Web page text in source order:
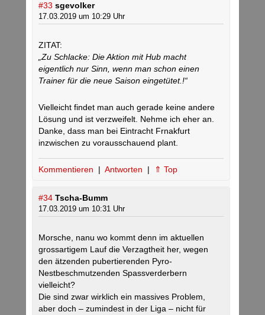
#33 sgevolker
17.03.2019 um 10:29 Uhr
ZITAT:
„Zu Schlacke: Die Aktion mit Hub macht
eigentlich nur Sinn, wenn man schon einen
Trainer für die neue Saison eingetütet.!“
Vielleicht findet man auch gerade keine andere
Lösung und ist verzweifelt. Nehme ich eher an.
Danke, dass man bei Eintracht Frnakfurt
inzwischen zu vorausschauend plant.
Kommentieren | Antworten | ⇑ Top
#34 Tscha-Bumm
17.03.2019 um 10:31 Uhr
Morsche, nanu wo kommt denn im aktuellen
grossartigem Lauf die Verzagtheit her, wegen
den ätzenden pubertierenden Pyro-
Nestbeschmutzenden Spassverderbern
vielleicht?
Die sind zwar wirklich ein massives Problem,
aber doch – zumindest in der Liga – nicht für